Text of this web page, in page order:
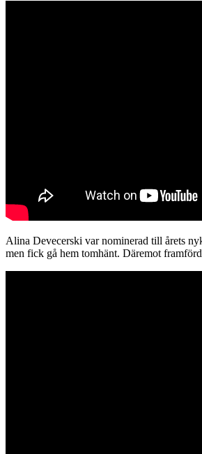
Alina Devecerski var nominerad till årets
men fick gå hem tomhänt. Däremot